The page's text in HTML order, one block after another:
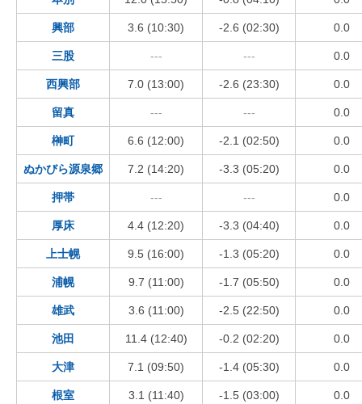
興部 3.6 (10:30) -2.6 (02:30) 0.0
三股 --- --- 0.0
西興部 7.0 (13:00) -2.6 (23:30) 0.0
留真 --- --- 0.0
榊町 6.6 (12:00) -2.1 (02:50) 0.0
ぬかびら源泉郷 7.2 (14:20) -3.3 (05:20) 0.0
押帯 --- --- 0.0
厚床 4.4 (12:20) -3.3 (04:40) 0.0
上士幌 9.5 (16:00) -1.3 (05:20) 0.0
浦幌 9.7 (11:00) -1.7 (05:50) 0.0
雄武 3.6 (11:00) -2.5 (22:50) 0.0
池田 11.4 (12:40) -0.2 (02:20) 0.0
大津 7.1 (09:50) -1.4 (05:30) 0.0
根室 3.1 (11:40) -1.5 (03:00) 0.0